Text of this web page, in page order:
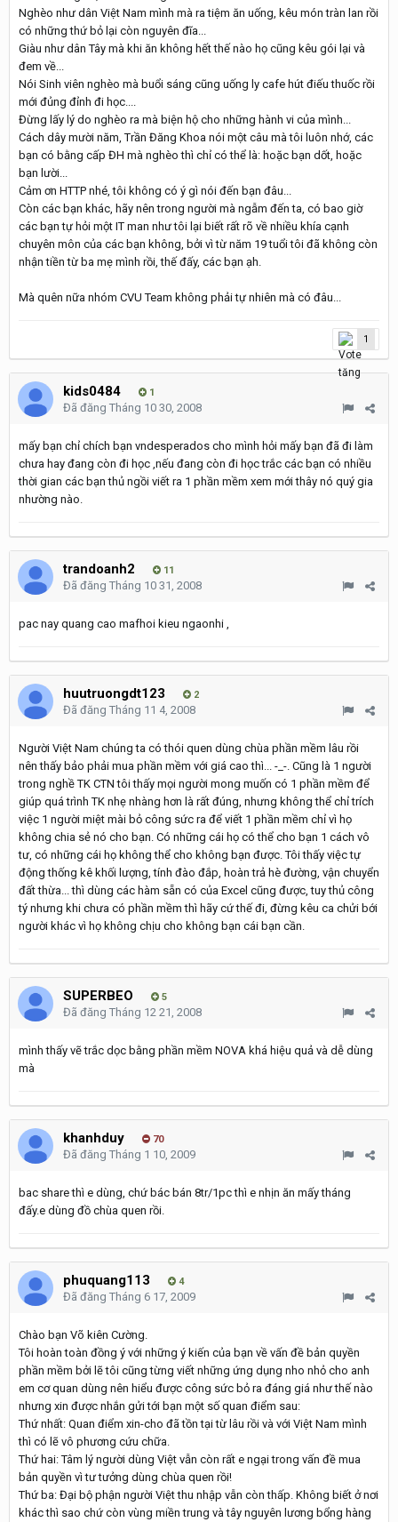
Nghèo như dân Việt Nam mình mà ra tiệm ăn uống, kêu món tràn lan rồi
có những thứ bỏ lại còn nguyên đĩa...
Giàu như dân Tây mà khi ăn không hết thế nào họ cũng kêu gói lại và
đem về...
Nói Sinh viên nghèo mà buổi sáng cũng uống ly cafe hút điếu thuốc rồi
mới đủng đỉnh đi học....
Đừng lấy lý do nghèo ra mà biện hộ cho những hành vi của mình...
Cách dây mười năm, Trần Đăng Khoa nói một câu mà tôi luôn nhớ, các
bạn có bằng cấp ĐH mà nghèo thì chỉ có thể là: hoặc bạn dốt, hoặc
bạn lười...
Cảm ơn HTTP nhé, tôi không có ý gì nói đến bạn đâu...
Còn các bạn khác, hãy nên trong người mà ngẫm đến ta, có bao giờ
các bạn tự hỏi một IT man như tôi lại biết rất rõ về nhiều khía cạnh
chuyên môn của các bạn không, bởi vì từ năm 19 tuổi tôi đã không còn
nhận tiền từ ba mẹ mình rồi, thế đấy, các bạn ạh.
Mà quên nữa nhóm CVU Team không phải tự nhiên mà có đâu...
1
kids0484 1
Đã đăng Tháng 10 30, 2008
mấy bạn chỉ chích bạn vndesperados cho mình hỏi mấy bạn đã đi làm
chưa hay đang còn đi học ,nếu đang còn đi học trắc các bạn có nhiều
thời gian các bạn thủ ngồi viết ra 1 phần mềm xem mới thây nó quý gia
nhường nào.
trandoanh2 11
Đã đăng Tháng 10 31, 2008
pac nay quang cao mafhoi kieu ngaonhi ,
huutruongdt123 2
Đã đăng Tháng 11 4, 2008
Người Việt Nam chúng ta có thói quen dùng chùa phần mềm lâu rồi
nên thấy bảo phải mua phần mềm với giá cao thì... -_-. Cũng là 1 người
trong nghề TK CTN tôi thấy mọi người mong muốn có 1 phần mềm để
giúp quá trình TK nhẹ nhàng hơn là rất đúng, nhưng không thể chỉ trích
việc 1 người miệt mài bỏ công sức ra để viết 1 phần mềm chỉ vì họ
không chia sẻ nó cho bạn. Có những cái họ có thể cho bạn 1 cách vô
tư, có những cái họ không thể cho không bạn được. Tôi thấy việc tự
động thống kê khối lượng, tính đào đắp, hoàn trả hè đường, vận chuyển
đất thừa... thì dùng các hàm sẵn có của Excel cũng được, tuy thủ công
tý nhưng khi chưa có phần mềm thì hãy cứ thế đi, đừng kêu ca chửi bới
người khác vì họ không chịu cho không bạn cái bạn cần.
SUPERBEO 5
Đã đăng Tháng 12 21, 2008
mình thấy vẽ trắc dọc bằng phần mềm NOVA khá hiệu quả và dễ dùng
mà
khanhduy 70
Đã đăng Tháng 1 10, 2009
bac share thì e dùng, chứ bác bán 8tr/1pc thì e nhịn ăn mấy tháng
đấy.e dùng đồ chùa quen rồi.
phuquang113 4
Đã đăng Tháng 6 17, 2009
Chào bạn Võ kiên Cường.
Tôi hoàn toàn đồng ý với những ý kiến của bạn về vấn đề bản quyền
phần mềm bởi lẽ tôi cũng từng viết những ứng dụng nho nhỏ cho anh
em cơ quan dùng nên hiểu được công sức bỏ ra đáng giá như thế nào
nhưng xin được nhắn gửi tới bạn một số quan điểm sau:
Thứ nhất: Quan điểm xin-cho đã tồn tại từ lâu rồi và với Việt Nam mình
thì có lẽ vô phương cứu chữa.
Thứ hai: Tâm lý người dùng Việt vẫn còn rất e ngại trong vấn đề mua
bản quyền vì tư tưởng dùng chùa quen rồi!
Thứ ba: Đại bộ phận người Việt thu nhập vẫn còn thấp. Không biết ở nơi
khác thì sao chứ còn vùng miền trung và tây nguyên lương bổng hàng